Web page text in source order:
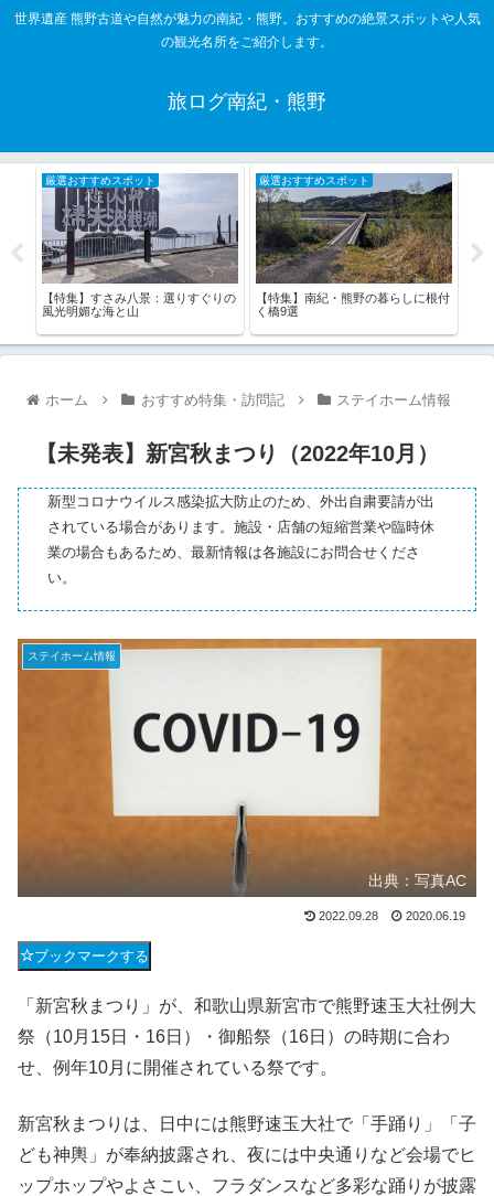
世界遺産 熊野古道や自然が魅力の南紀・熊野。おすすめの絶景スポットや人気
の観光名所をご紹介します。
旅ログ南紀・熊野
厳選おすすめスポット
【特集】すさみ八景：選りすぐりの
風光明媚な海と山
厳選おすすめスポット
【特集】南紀・熊野の暮らしに根付
く橋9選
ホーム おすすめ特集・訪問記 ステイホーム情報
【未発表】新宮秋まつり（2022年10月）
新型コロナウイルス感染拡大防止のため、外出自粛要請が出
されている場合があります。施設・店舗の短縮営業や臨時休
業の場合もあるため、最新情報は各施設にお問合せくださ
い。
ステイホーム情報
出典：写真AC
2022.09.28 2020.06.19
ブックマークする
「新宮秋まつり」が、和歌山県新宮市で熊野速玉大社例大
祭（10月15日・16日）・御船祭（16日）の時期に合わ
せ、例年10月に開催されている祭です。
新宮秋まつりは、日中には熊野速玉大社で「手踊り」「子
ども神輿」が奉納披露され、夜には中央通りなど会場でヒ
ップホップやよさこい、フラダンスなど多彩な踊りが披露